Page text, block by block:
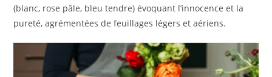
(blanc, rose pâle, bleu tendre) évoquant l’innocence et la
pureté, agrémentées de feuillages légers et aériens.